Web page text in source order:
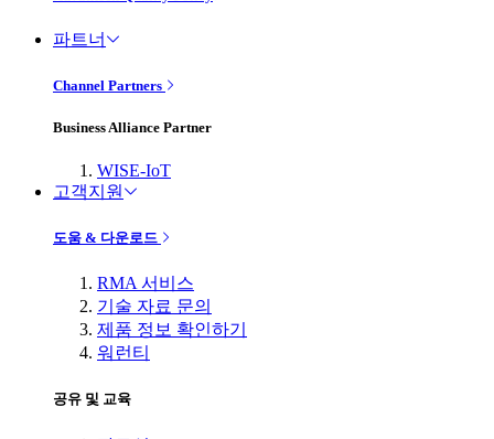
파트너
Channel Partners
Business Alliance Partner
WISE-IoT
고객지원
도움 & 다운로드
RMA 서비스
기술 자료 문의
제품 정보 확인하기
워런티
공유 및 교육